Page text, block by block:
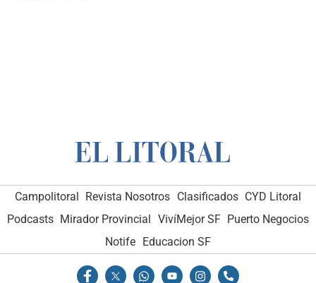
Campolitoral Revista Nosotros Clasificados CYD Litoral
Podcasts Mirador Provincial VivíMejor SF Puerto Negocios
Notife Educacion SF